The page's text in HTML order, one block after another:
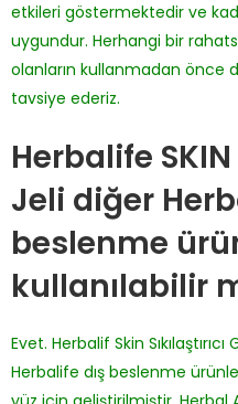
etkileri göstermektedir ve
uygundur. Herhangi bir
olanların kullanmadan önce
tavsiye ederiz.
Herbalife SKIN
Jeli diğer
beslenme
kullanılabilir
Evet. Herbalif Skin
Herbalife dış beslenme